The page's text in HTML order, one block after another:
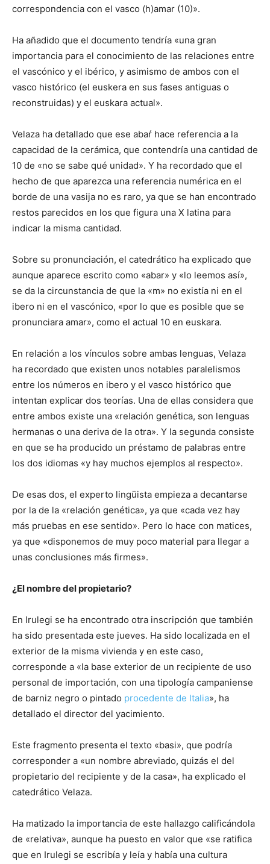
correspondencia con el vasco (h)amar (10)».
Ha añadido que el documento tendría «una gran
importancia para el conocimiento de las relaciones entre
el vascónico y el ibérico, y asimismo de ambos con el
vasco histórico (el euskera en sus fases antiguas o
reconstruidas) y el euskara actual».
Velaza ha detallado que ese abaŕ hace referencia a la
capacidad de la cerámica, que contendría una cantidad de
10 de «no se sabe qué unidad». Y ha recordado que el
hecho de que aparezca una referencia numérica en el
borde de una vasija no es raro, ya que se han encontrado
restos parecidos en los que figura una X latina para
indicar la misma cantidad.
Sobre su pronunciación, el catedrático ha explicado que
aunque aparece escrito como «abar» y «lo leemos así»,
se da la circunstancia de que la «m» no existía ni en el
ibero ni en el vascónico, «por lo que es posible que se
pronunciara amar», como el actual 10 en euskara.
En relación a los vínculos sobre ambas lenguas, Velaza
ha recordado que existen unos notables paralelismos
entre los números en ibero y el vasco histórico que
intentan explicar dos teorías. Una de ellas considera que
entre ambos existe una «relación genética, son lenguas
hermanas o una deriva de la otra». Y la segunda consiste
en que se ha producido un préstamo de palabras entre
los dos idiomas «y hay muchos ejemplos al respecto».
De esas dos, el experto lingüista empieza a decantarse
por la de la «relación genética», ya que «cada vez hay
más pruebas en ese sentido». Pero lo hace con matices,
ya que «disponemos de muy poco material para llegar a
unas conclusiones más firmes».
¿El nombre del propietario?
En Irulegi se ha encontrado otra inscripción que también
ha sido presentada este jueves. Ha sido localizada en el
exterior de la misma vivienda y en este caso,
corresponde a «la base exterior de un recipiente de uso
personal de importación, con una tipología campaniense
de barniz negro o pintado procedente de Italia», ha
detallado el director del yacimiento.
Este fragmento presenta el texto «basi», que podría
corresponder a «un nombre abreviado, quizás el del
propietario del recipiente y de la casa», ha explicado el
catedrático Velaza.
Ha matizado la importancia de este hallazgo calificándola
de «relativa», aunque ha puesto en valor que «se ratifica
que en Irulegi se escribía y leía y había una cultura